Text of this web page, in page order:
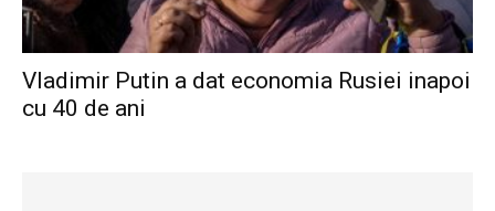
Vladimir Putin a dat economia Rusiei inapoi
cu 40 de ani